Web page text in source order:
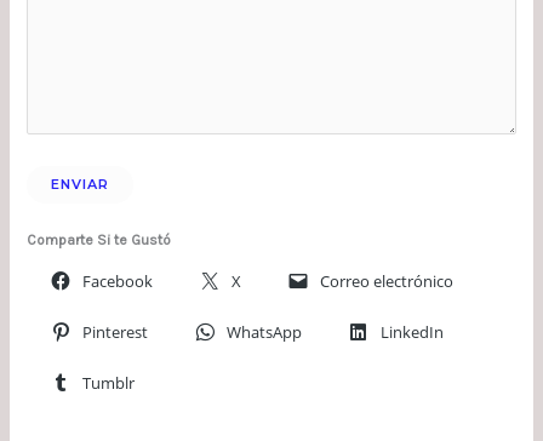
Comparte Si te Gustó
Facebook X Correo electrónico
Pinterest WhatsApp LinkedIn
Tumblr